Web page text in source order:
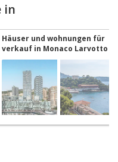
in
Häuser und wohnungen für
verkauf in Monaco Larvotto